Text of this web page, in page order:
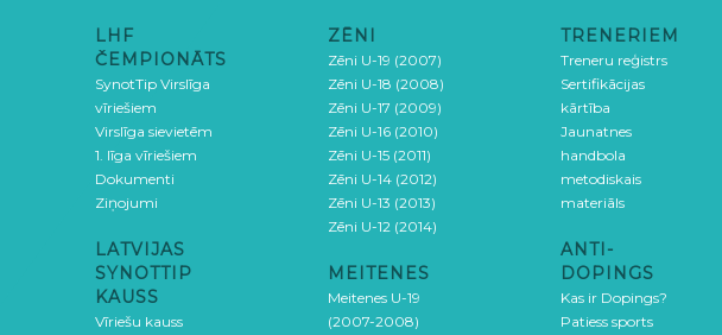
LHF
ČEMPIONĀTS
SynotTip Virslīga
vīriešiem
Virslīga sievietēm
1. līga vīriešiem
Dokumenti
Ziņojumi
LATVIJAS
SYNOTTIP
KAUSS
Vīriešu kauss
ZĒNI
Zēni U-19 (2007)
Zēni U-18 (2008)
Zēni U-17 (2009)
Zēni U-16 (2010)
Zēni U-15 (2011)
Zēni U-14 (2012)
Zēni U-13 (2013)
Zēni U-12 (2014)
MEITENES
Meitenes U-19
(2007-2008)
TRENERIEM
Treneru reģistrs
Sertifikācijas
kārtība
Jaunatnes
handbola
metodiskais
materiāls
ANTI-
DOPINGS
Kas ir Dopings?
Patiess sports